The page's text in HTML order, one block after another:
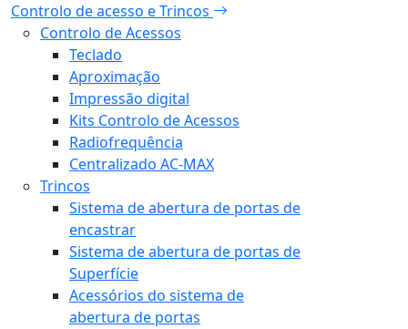
Controlo de acesso e Trincos
Controlo de Acessos
Teclado
Aproximação
Impressão digital
Kits Controlo de Acessos
Radiofrequência
Centralizado AC-MAX
Trincos
Sistema de abertura de portas de
encastrar
Sistema de abertura de portas de
Superfície
Acessórios do sistema de
abertura de portas